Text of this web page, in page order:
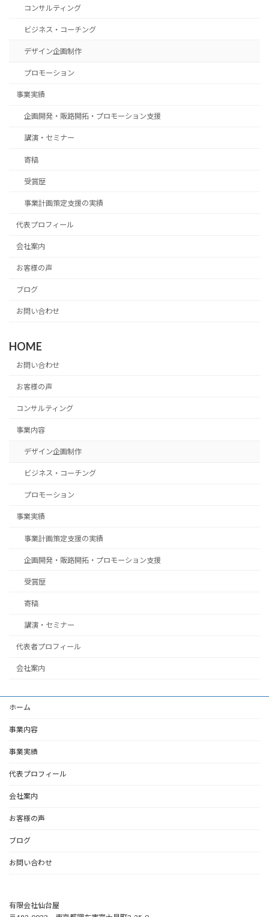
コンサルティング
ビジネス・コーチング
デザイン企画制作
プロモーション
事業実績
企画開発・販路開拓・プロモーション支援
講演・セミナー
寄稿
受賞歴
事業計画策定支援の実績
代表プロフィール
会社案内
お客様の声
ブログ
お問い合わせ
HOME
お問い合わせ
お客様の声
コンサルティング
事業内容
デザイン企画制作
ビジネス・コーチング
プロモーション
事業実績
事業計画策定支援の実績
企画開発・販路開拓・プロモーション支援
受賞歴
寄稿
講演・セミナー
代表者プロフィール
会社案内
ホーム
事業内容
事業実績
代表プロフィール
会社案内
お客様の声
ブログ
お問い合わせ
有限会社仙台屋